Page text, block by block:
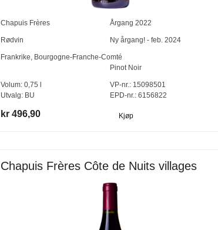
Chapuis Frères Årgang2022
Rødvin Ny årgang! - feb. 2024
Frankrike, Bourgogne-Franche-Comté
Pinot Noir
Volum:0,75
Utvalg: BU
VP-nr.: 15098501
EPD-nr.: 6156822
kr 496,90 Kjøp
Chapuis Frères Côte de Nuits villages